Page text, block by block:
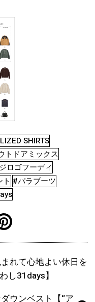
SHIRTS
トドアミックス
ロゴフーディ
#パラブーツ
れて心地よい休日を
し31days】
ウンベスト【“ア